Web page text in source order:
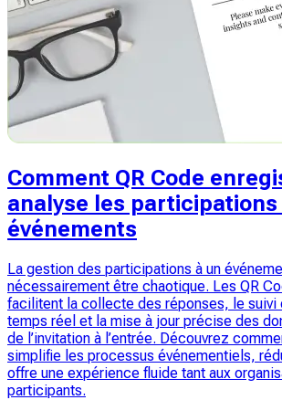
Comment QR Code
analyse les participations
événements
La gestion des participations à un
nécessairement être chaotique. Les QR
facilitent la collecte des réponses, le suivi
temps réel et la mise à jour précise des
de l’invitation à l’entrée. Découvrez
simplifie les processus événementiels,
offre une expérience fluide tant aux
participants.